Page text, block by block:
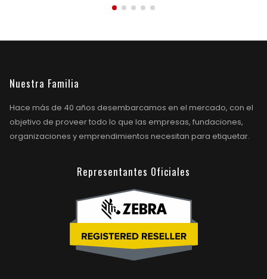
Nuestra Familia
Hace más de 40 años desembarcamos en el mercado, con el
objetivo de proveer todo lo que las empresas, fundaciones,
organizaciones y emprendimientos necesitan para etiquetar.
Representantes Oficiales